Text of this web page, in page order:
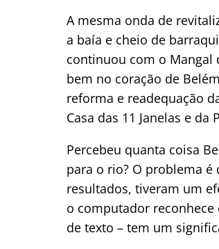
A mesma onda de
a baía e cheio de
continuou com o Mangal
bem no coração de
reforma e readequação
Casa das 11 Janelas e
Percebeu quanta coisa
para o rio? O problema
resultados, tiveram um
o computador
de texto – tem um